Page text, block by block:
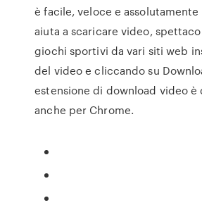
è facile, veloce e
aiuta a scaricare video,
giochi sportivi da vari siti web
del video e cliccando su
estensione di download video è
anche per Chrome.